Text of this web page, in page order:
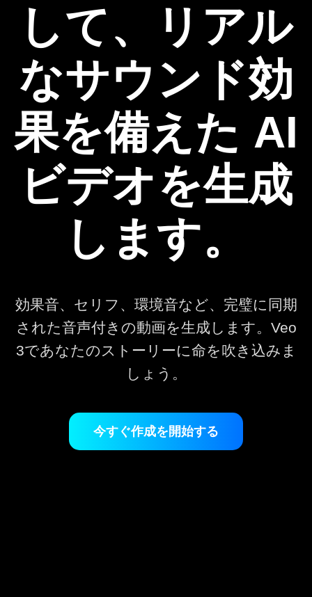
して、リアル
なサウンド効
果を備えた AI
ビデオを生成
します。
効果音、セリフ、環境音など、完璧に同期
された音声付きの動画を生成します。Veo
3であなたのストーリーに命を吹き込みま
しょう。
今すぐ作成を開始する